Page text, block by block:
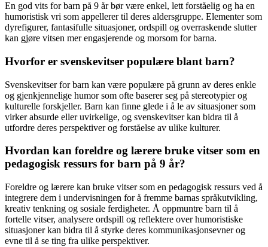
En god vits for barn på 9 år bør være enkel, lett forståelig og ha en
humoristisk vri som appellerer til deres aldersgruppe. Elementer som
dyrefigurer, fantasifulle situasjoner, ordspill og overraskende slutter
kan gjøre vitsen mer engasjerende og morsom for barna.
Hvorfor er svenskevitser populære blant barn?
Svenskevitser for barn kan være populære på grunn av deres enkle
og gjenkjennelige humor som ofte baserer seg på stereotypier og
kulturelle forskjeller. Barn kan finne glede i å le av situasjoner som
virker absurde eller uvirkelige, og svenskevitser kan bidra til å
utfordre deres perspektiver og forståelse av ulike kulturer.
Hvordan kan foreldre og lærere bruke vitser som en
pedagogisk ressurs for barn på 9 år?
Foreldre og lærere kan bruke vitser som en pedagogisk ressurs ved å
integrere dem i undervisningen for å fremme barnas språkutvikling,
kreativ tenkning og sosiale ferdigheter. Å oppmuntre barn til å
fortelle vitser, analysere ordspill og reflektere over humoristiske
situasjoner kan bidra til å styrke deres kommunikasjonsevner og
evne til å se ting fra ulike perspektiver.